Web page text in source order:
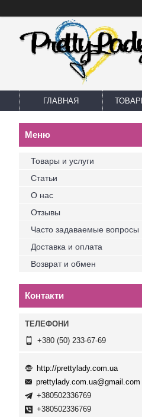
ГЛАВНАЯ
Товары и услуги
Статьи
О нас
Отзывы
Часто задаваемые вопросы
Доставка и оплата
Возврат и обмен
Контакти
+380 (50) 233-67-69
http://prettylady.com.ua
prettylady.com.ua@gmail.com
+380502336769
+380502336769